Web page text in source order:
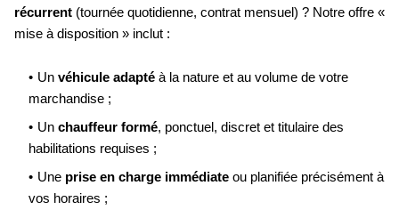
récurrent (tournée quotidienne, contrat mensuel) ? Notre offre «
mise à disposition » inclut :
Un véhicule adapté à la nature et au volume de votre
marchandise ;
Un chauffeur formé, ponctuel, discret et titulaire des
habilitations requises ;
Une prise en charge immédiate ou planifiée précisément à
vos horaires ;